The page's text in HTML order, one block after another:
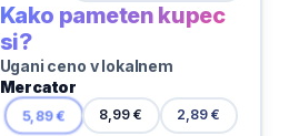
Kako pameten kupec
si?
Ugani ceno v lokalnem
Mercator
5,89 € 8,99 € 2,89 €